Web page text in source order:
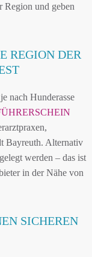
Region und geben
REGION DER
nach Hunderasse
Bayreuth. Alternativ
werden – das ist
in der Nähe von
SICHEREN